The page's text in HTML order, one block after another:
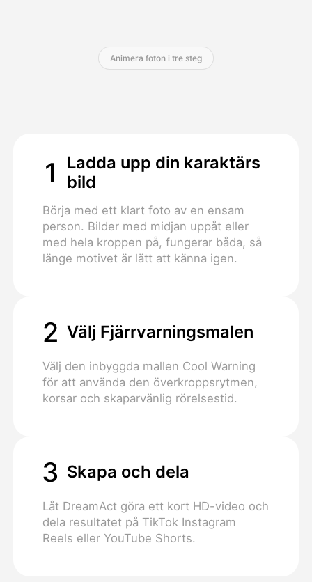
Animera foton i tre steg
1
Ladda upp din karaktärs
bild
Börja med ett klart foto av en ensam
person. Bilder med midjan uppåt eller
med hela kroppen på, fungerar båda, så
länge motivet är lätt att känna igen.
2 Välj Fjärrvarningsmalen
Välj den inbyggda mallen Cool Warning
för att använda den överkroppsrytmen,
korsar och skaparvänlig rörelsestid.
3 Skapa och dela
Låt DreamAct göra ett kort HD-video och
dela resultatet på TikTok Instagram
Reels eller YouTube Shorts.